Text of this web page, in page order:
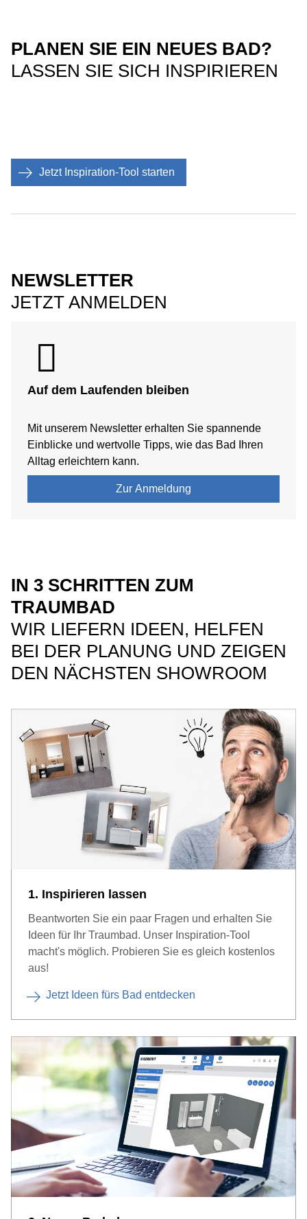
PLANEN SIE EIN NEUES BAD?
LASSEN SIE SICH INSPIRIEREN
Jetzt Inspiration-Tool starten
NEWSLETTER
JETZT ANMELDEN
Auf dem Laufenden bleiben
Mit unserem Newsletter erhalten Sie spannende
Einblicke und wertvolle Tipps, wie das Bad Ihren
Alltag erleichtern kann.
Zur Anmeldung
IN 3 SCHRITTEN ZUM
TRAUMBAD
WIR LIEFERN IDEEN, HELFEN
BEI DER PLANUNG UND ZEIGEN
DEN NÄCHSTEN SHOWROOM
1. Inspirieren lassen
Beantworten Sie ein paar Fragen und erhalten Sie
Ideen für Ihr Traumbad. Unser Inspiration-Tool
macht's möglich. Probieren Sie es gleich kostenlos
aus!
Jetzt Ideen fürs Bad entdecken